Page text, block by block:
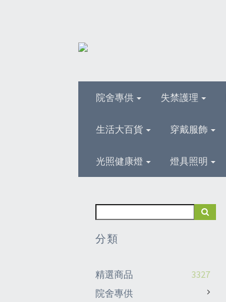
院舍專供 失禁護理
生活大百貨 穿戴服飾
光照健康燈 燈具照明
分類
精選商品
3327
院舍專供